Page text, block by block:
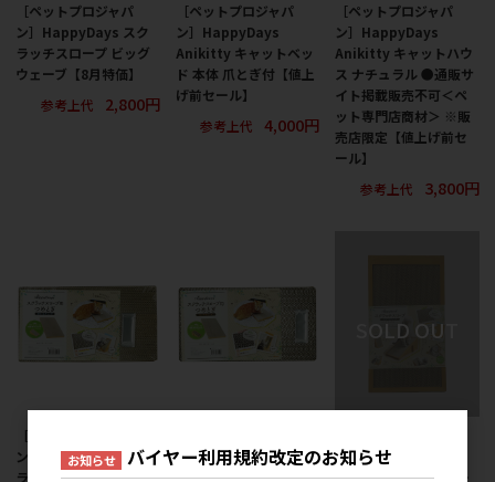
［ペットプロジャパ
ン］HappyDays スク
ラッチスロープ ビッグ
ウェーブ【8月特価】
参考上代
2,800円
［ペットプロジャパ
ン］HappyDays
Anikitty キャットベッ
ド 本体 爪とぎ付【値上
げ前セール】
参考上代
4,000円
［ペットプロジャパ
ン］HappyDays
Anikitty キャットハウ
ス ナチュラル ●通販サ
イト掲載販売不可＜ペ
ット専門店商材＞ ※販
売店限定【値上げ前セ
ール】
参考上代
3,800円
［ペットプロジャパ
ン］HappyDays スク
ラッチスロープ用つめ
ン］HappyDays スク
ラッチスロープ用つめ
ン］HappyDays スク
ラッチスロープ スモー
お知らせ バイヤー利用規約改定のお知らせ